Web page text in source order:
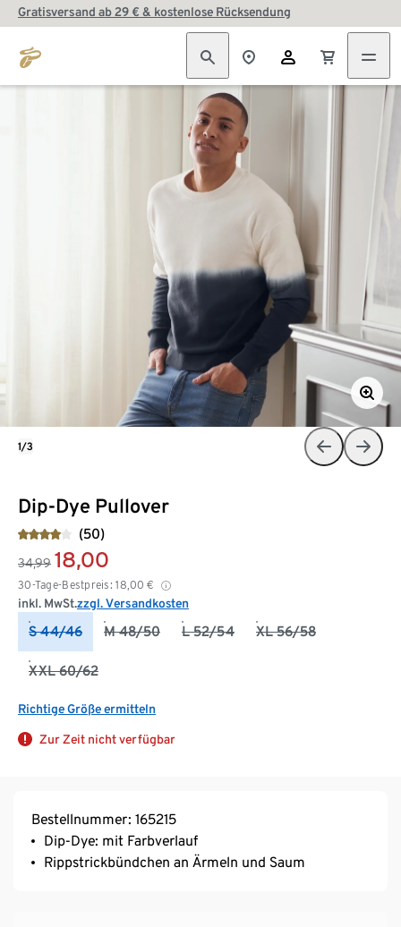
Gratisversand ab 29 € & kostenlose Rücksendung
Dip-Dye Pullover
(50)
34,99 18,00
30-Tage-Bestpreis: 18,00 €
inkl. MwSt.zzgl. Versandkosten
S 44/46 M 48/50 L 52/54 XL 56/58
XXL 60/62
Richtige Größe ermitteln
Zur Zeit nicht verfügbar
1/3
Bestellnummer: 165215
Dip-Dye: mit Farbverlauf
Rippstrickbündchen an Ärmeln und Saum